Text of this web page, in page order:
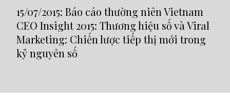
15/07/2015: Báo cáo thường niên Vietnam
CEO Insight 2015: Thương hiệu số và Viral
Marketing: Chiến lược tiếp thị mới trong
kỷ nguyên số